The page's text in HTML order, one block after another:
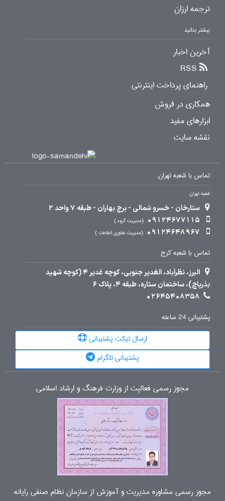
ترجمه ارزان
بیشتر بدانید
آخرین اخبار
RSS
راهنمای پرداخت اینترنتی
همکاری در فروش
ابزارهای مفید
نقشه سایت
تماس با شعبه تهران
شعبه تهران
ستارخان - خسرو شمالی - برج بهاران - طبقه 7 واحد 2
09124677115
مدیریت گروه
09124648967 مدیریت فناوری اطلاعات
تماس با شعبه کرج
البرز، نظرآباد، الغدیر جنوبی، کوچه غدیر 4 (کوچه شهید
بذرپاچ)، ساختمان ستاره، طبقه 4، پلاک 6
02645408358
پشتیبانی 24 ساعته
ارسال تیکت پشتیبانی
پشتیبانی تلگرام
مجوز رسمی فعالیت از وزارت فرهنگ و ارشاد اسلامی
مجوز رسمی مشاوره مدیریت و آموزش از سازمان نظام صنفی رایانه